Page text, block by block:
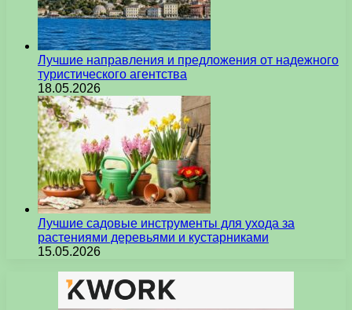
Лучшие направления и предложения от надежного
туристического агентства
18.05.2026
Лучшие садовые инструменты для ухода за
растениями деревьями и кустарниками
15.05.2026